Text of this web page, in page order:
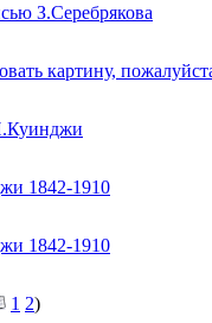
З.Серебрякова
картину,
1842-1910
1842-1910
1 2)